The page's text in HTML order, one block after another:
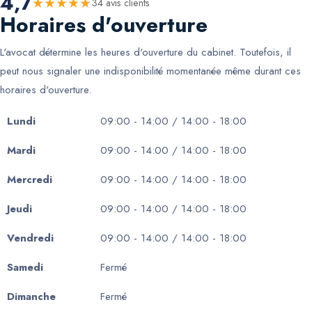
Horaires d'ouverture
L'avocat détermine les heures d'ouverture du cabinet. Toutefois, il
peut nous signaler une indisponibilité momentanée même durant ces
horaires d'ouverture.
Lundi
09:00 - 14:00 / 14:00 - 18:00
Mardi
09:00 - 14:00 / 14:00 - 18:00
Mercredi
09:00 - 14:00 / 14:00 - 18:00
Jeudi
09:00 - 14:00 / 14:00 - 18:00
Vendredi
09:00 - 14:00 / 14:00 - 18:00
Samedi
Fermé
Dimanche
Fermé